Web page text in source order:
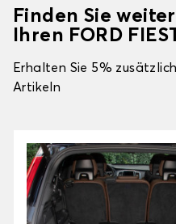
Finden Sie
Ihren FORD
Erhalten Sie 5%
Artikeln